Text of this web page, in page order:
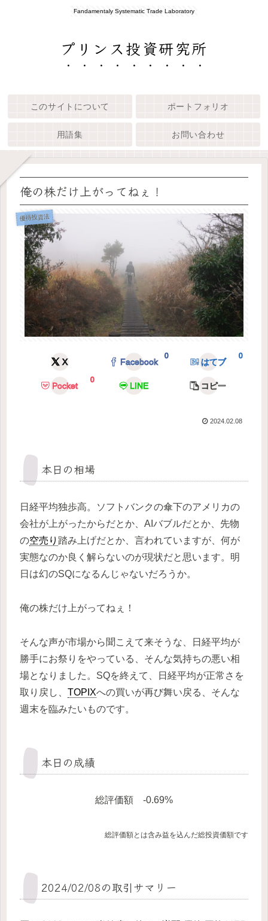
Fandamentaly Systematic Trade Laboratory
プリンス投資研究所
このサイトについて ポートフォリオ
用語集 お問い合わせ
俺の株だけ上がってねぇ！
優待投資法
X Facebook
0
はてブ
0
Pocket
0
LINE コピー
2024.02.08
本日の相場
日経平均独歩高。ソフトバンクの傘下のアメリカの
会社が上がったからだとか、AIバブルだとか、先物
の空売り 踏み上げだとか、言われていますが、何が
実態なのか良く解らないのが現状だと思います。明
日は幻のSQになるんじゃないだろうか。
俺の株だけ上がってねぇ！
そんな声が市場から聞こえて来そうな、日経平均が
勝手にお祭りをやっている、そんな気持ちの悪い相
場となりました。SQを終えて、日経平均が正常さを
取り戻し、 TOPIXへの買いが再び舞い戻る、そんな
週末を臨みたいものです。
本日の成績
総評価額 -0.69%
総評価額とは含み益を込んだ総投資価額です
2024/02/08の取引サマリー